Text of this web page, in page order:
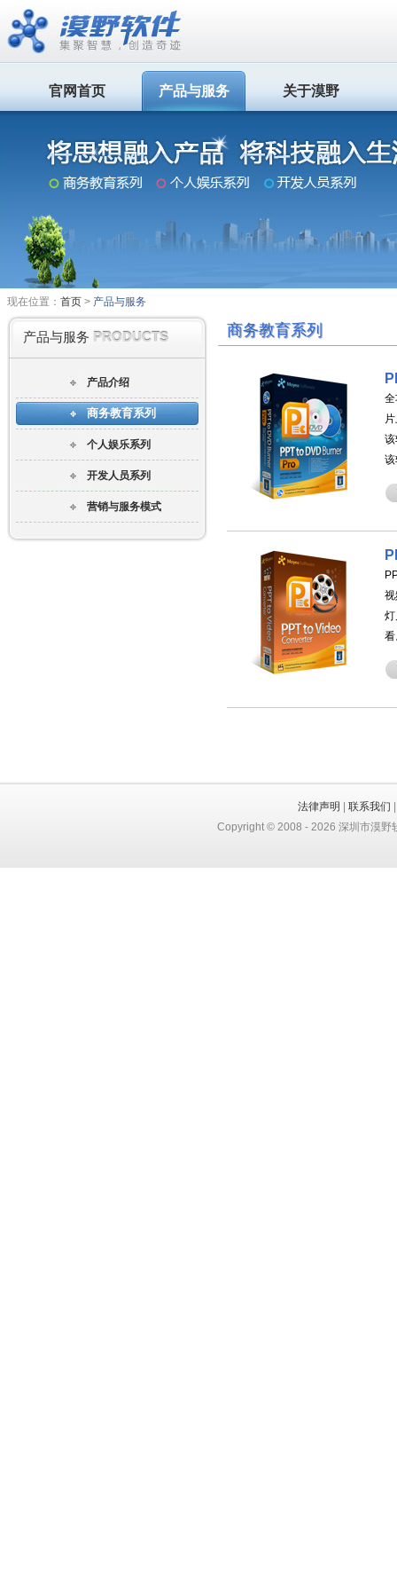
官网首页 产品与服务 关于漠野
现在位置： 首页 > 产品与服务
商务教育系列
产品与服务 PRODUCTS
产品介绍
商务教育系列
个人娱乐系列
开发人员系列
营销与服务模式
法律声明 联系我们
Copyright © 2008 - 2026 深圳市漠野